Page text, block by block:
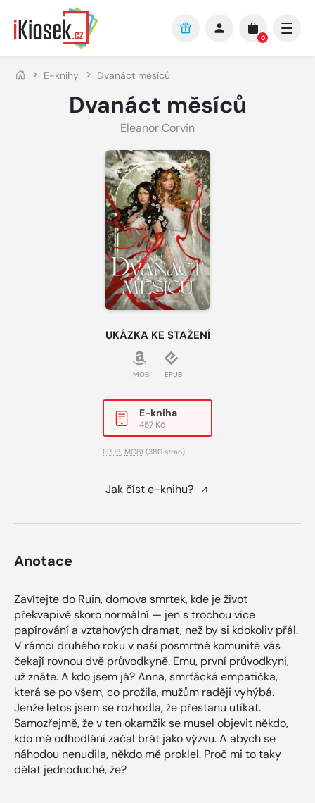
Přejít na hlavní obsah
0
E-knihy Dvanáct měsíců
Dvanáct měsíců
Eleanor Corvin
UKÁZKA KE STAŽENÍ
MOBI EPUB
E-kniha
457 Kč
EPUB, MOBI (380 stran)
Jak číst e-knihu?
Anotace
Zavítejte do Ruin, domova smrtek, kde je život
překvapivě skoro normální — jen s trochou více
papírování a vztahových dramat, než by si kdokoliv přál.
V rámci druhého roku v naší posmrtné komunitě vás
čekají rovnou dvě průvodkyně. Emu, první průvodkyni,
už znáte. A kdo jsem já? Anna, smrťácká empatička,
která se po všem, co prožila, mužům raději vyhýbá.
Jenže letos jsem se rozhodla, že přestanu utíkat.
Samozřejmě, že v ten okamžik se musel objevit někdo,
kdo mé odhodlání začal brát jako výzvu. A abych se
náhodou nenudila, někdo mě proklel. Proč mi to taky
dělat jednoduché, že?